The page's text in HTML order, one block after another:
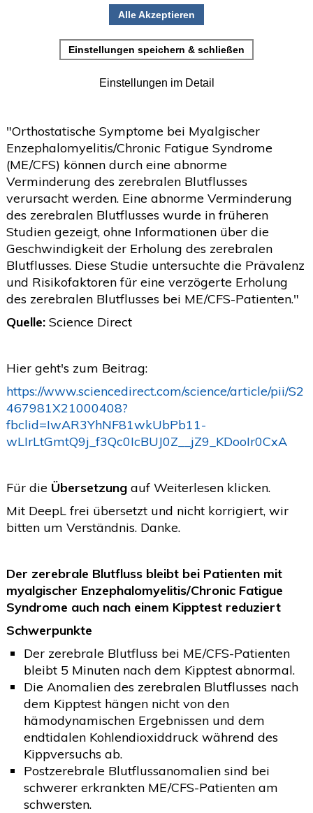
Einladung zur Studienteilnahme
>März(1)
>Februar(5)
>Januar(4)
>2025(72)
>2024(153)
>2023(18)
>2022(119)
2021 (468)
2020
> 2018
>2017(4)
2016(1)
nach einem Kipptest
reduziert (Science Direct))
"Orthostatische Symptome bei Myalgischer
Enzephalomyelitis/Chronic Fatigue Syndrome
(ME/CFS) können durch eine abnorme
Verminderung des zerebralen Blutflusses
verursacht werden. Eine abnorme Verminderung
des zerebralen Blutflusses wurde in früheren
Studien gezeigt, ohne Informationen über die
Geschwindigkeit der Erholung des zerebralen
Blutflusses. Diese Studie untersuchte die Prävalenz
und Risikofaktoren für eine verzögerte Erholung
des zerebralen Blutflusses bei ME/CFS-Patienten."
Quelle:Science Direct
Hier geht's zum Beitrag:
https://www.sciencedirect.com/science/article/pii/S2
467981X21000408?
fbclid=IwAR3YhNF81wkUbPb11-
wLIrLtGmtQ9j_f3Qc0IcBUJ0Z__jZ9_KDooIr0CxA
Für die Übersetzungauf Weiterlesen klicken.
Mit DeepL frei übersetzt und nicht korrigiert, wir
bitten um Verständnis. Danke.
Der zerebrale Blutfluss bleibt bei Patienten mit
myalgischer Enzephalomyelitis/Chronic Fatigue
Syndrome auch nach einem Kipptest reduziert
Schwerpunkte
Der zerebrale Blutfluss bei ME/CFS-Patienten
bleibt 5 Minuten nach dem Kipptest abnormal.
Die Anomalien des zerebralen Blutflusses nach
dem Kipptest hängen nicht von den
hämodynamischen Ergebnissen und dem
endtidalen Kohlendioxiddruck während des
Kippversuchs ab.
Postzerebrale Blutflussanomalien sind bei
schwerer erkrankten ME/CFS-Patienten am
schwersten.